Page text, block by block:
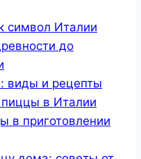
символ Италии
до
виды и рецепты
в Италии
в приготовлении